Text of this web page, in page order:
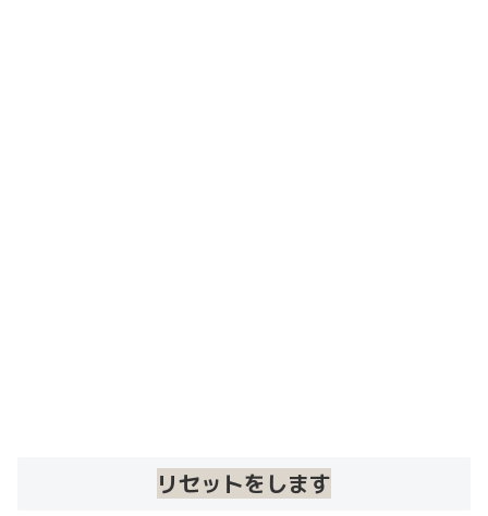
リセットをします